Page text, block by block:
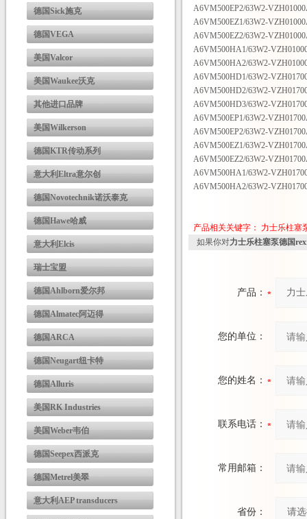
德国Sick施克
德国VEGA
美国Valcor
美国Waukee沃克
其他进口品牌
美国Wilkerson
德国KTR传动系列
意大利Eltra意尔创
德国Novotechnik诺沃泰克
德国Hawe哈威
意大利Elcis
瑞士宝盟
德国Ahlborn爱尔邦
德国Almatec阿迈得
德国ARCA
德国Neugart纽卡特
德国Alluris
美国RK Industries
美国Weber韦伯
德国Seepex西派克
德国Metrel美翠
意大利AEP transducers
A6VM500EP2/63W2-
A6VM500EZ1/63W2-
A6VM500EZ2/63W2-
A6VM500HA1/63W2-
A6VM500HA2/63W2-
A6VM500HD1/63W2-
A6VM500HD2/63W2-
A6VM500HD3/63W2-
A6VM500EP1/63W2-
A6VM500EP2/63W2-
A6VM500EZ1/63W2-
A6VM500EZ2/63W2-
A6VM500HA1/63W2-
A6VM500HA2/63W2-
产品相关关键字： 力士乐柱塞
如果你对力士乐柱塞泵德国
产品：
您的单位：
您的姓名：
联系电话：
常用邮箱：
省份：